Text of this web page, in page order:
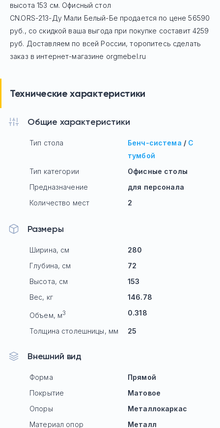
высота 153 см. Офисный стол
CN.ORS-213-Ду Мали Белый-Бе продается по цене56590
руб., со скидкой ваша выгода при покупке составит 4259
руб. Доставляем по всей России, торопитесь сделать
заказ в интернет-магазине orgmebel.ru
Технические характеристики
Общие характеристики
Тип стола Бенч-система / С
тумбой
Тип категории
Офисные столы
Предназначение
для персонала
Количество мест
2
Размеры
Ширина, см
280
Глубина, см
72
Высота, см
153
Вес, кг
146.78
Объем, м3 0.318
Толщина столешницы, мм 25
Внешний вид
Форма
Прямой
Покрытие
Матовое
Опоры
Mеталлокаркас
Материал опор
Металл